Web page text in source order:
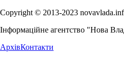
Copyright © 2013-2023
Інформаційне агентство "Нова
АрхівКонтакти